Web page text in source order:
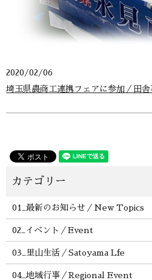
2020/02/06
埼玉県農商工連携フェアに参加／田
01_最新のお知らせ／New Topics
02_イベント／Event
03_里山生活／Satoyama Lfe
04_地域行事／Regional Event